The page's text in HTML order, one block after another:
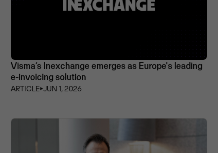
Visma’s Inexchange emerges as Europe's leading
e-invoicing solution
ARTICLE⏵JUN 1, 2026